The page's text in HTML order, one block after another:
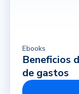
Ebooks
Beneficios
de gastos